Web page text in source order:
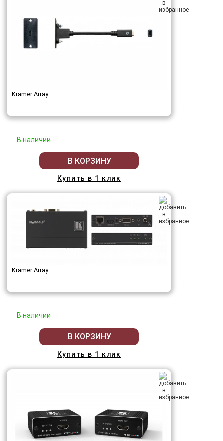
Kramer Array
В наличии
В КОРЗИНУ
Купить в 1 клик
Kramer Array
В наличии
В КОРЗИНУ
Купить в 1 клик